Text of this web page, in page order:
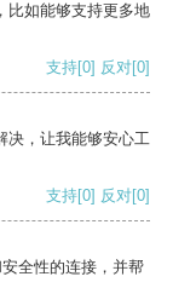
比如能够支持更多地
支持[0] 反对[0]
决，让我能够安心工
支持[0] 反对[0]
全性的连接，并帮